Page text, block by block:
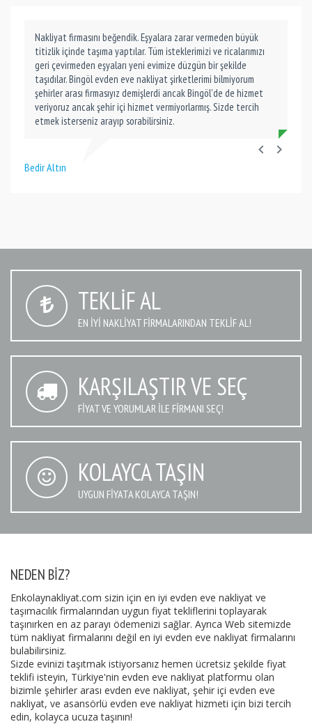
Nakliyat firmasını beğendik. Eşyalara zarar vermeden büyük
titizlik içinde taşıma yaptılar. Tüm isteklerimizi ve ricalarımızı
geri çevirmeden eşyaları yeni evimize düzgün bir şekilde
taşıdılar. Bingöl evden eve nakliyat şirketlerimi bilmiyorum
şehirler arası firmasıyız demişlerdi ancak Bingöl'de de hizmet
veriyoruz ancak şehir içi hizmet vermiyorlarmış. Sizde tercih
etmek isterseniz arayıp sorabilirsiniz.
Bedir Altın
TEKLIF AL
EN IYI NAKLIYAT FIRMALARINDAN TEKLIF AL!
KARŞILAŞTIR VE SEÇ
FIYAT VE YORUMLAR İLE FIRMANI SEÇ!
KOLAYCA TAŞIN
UYGUN FIYATA KOLAYCA TAŞIN!
NEDEN BIZ?
Enkolaynakliyat.com sizin için en iyi evden eve nakliyat ve
taşımacılık firmalarından uygun fiyat tekliflerini toplayarak
taşınırken en az parayı ödemenizi sağlar. Ayrıca Web sitemizde
tüm nakliyat firmalarını değil en iyi evden eve nakliyat firmalarını
bulabilirsiniz.
Sizde evinizi taşıtmak istiyorsanız hemen ücretsiz şekilde fiyat
teklifi isteyin, Türkiye'nin evden eve nakliyat platformu olan
bizimle şehirler arası evden eve nakliyat, şehir içi evden eve
nakliyat, ve asansörlü evden eve nakliyat hizmeti için bizi tercih
edin, kolayca ucuza taşının!